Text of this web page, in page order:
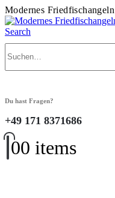
Modernes
Search
Du hast Fragen?
+49 171 8371686
00 items